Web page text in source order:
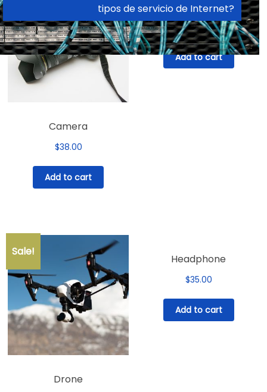
¿En qué se diferencia la fibra óptica de otros
tipos de servicio de Internet?
Camera
$38.00
Add to cart
Drone
$70.00
Add to cart
Sale!
Drone
Headphone
$35.00
Add to cart